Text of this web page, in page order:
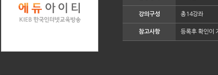
강의구성 총14강좌
참고사항 등록후 확인이